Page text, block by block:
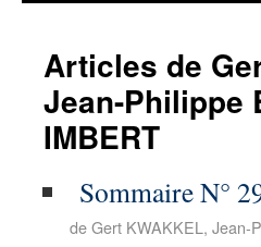
Articles de
Jean-Philippe
IMBERT
Sommaire N°
de Gert KWAKKEL, Jean-